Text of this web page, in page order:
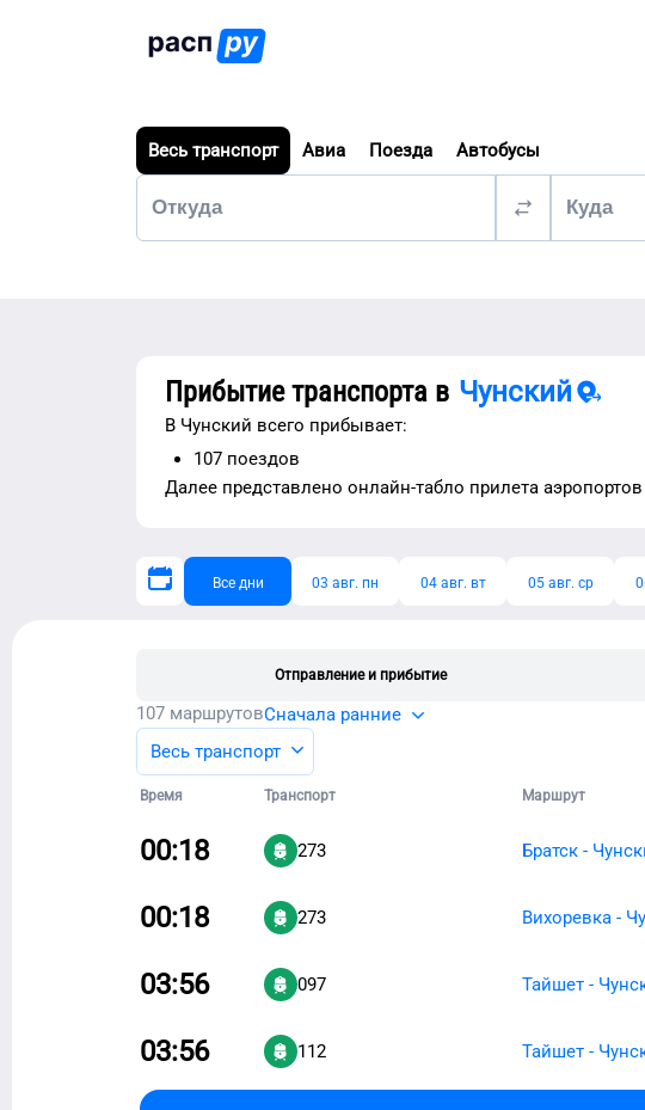
Весь транспорт Авиа Поезда Автобусы
Прибытие транспорта в Чунский
В Чунский всего прибывает:
107 поездов
Далее представлено онлайн-табло прилета аэропортов
Все дни 03 авг. пн 04 авг. вт 05 авг. ср
Отправление и прибытие
107 маршрутовСначала ранние
Весь транспорт
Время Транспорт Маршрут
00:18 273 Братск -
00:18 273 Вихоревка -
03:56 097 Тайшет -
03:56 112 Тайшет -